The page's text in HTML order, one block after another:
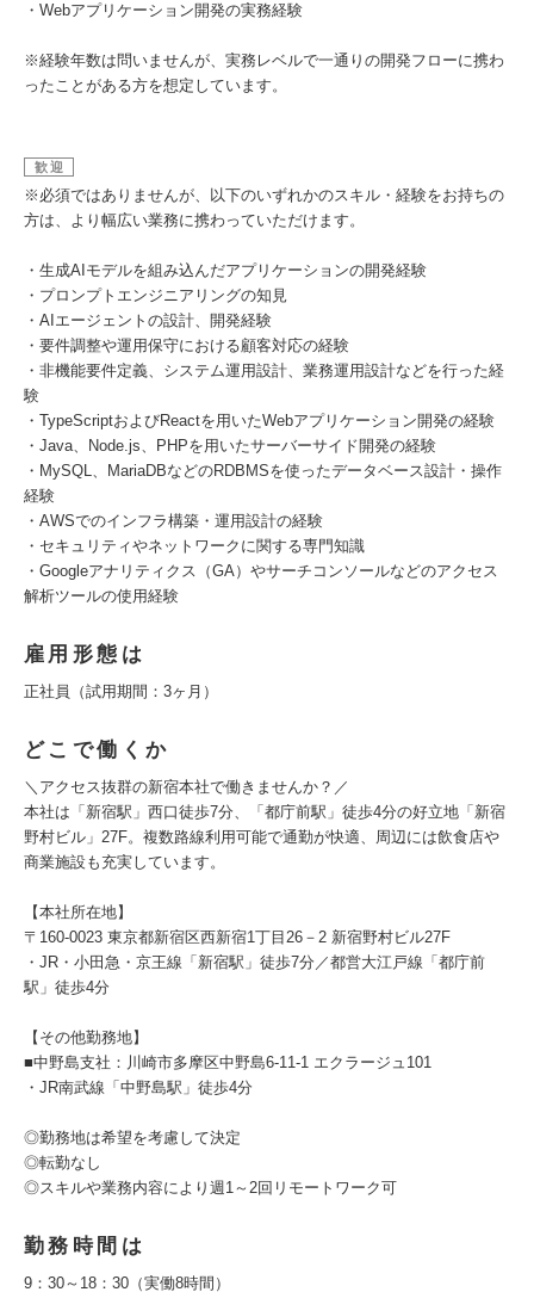
・Webアプリケーション開発の実務経験
※経験年数は問いませんが、実務レベルで一通りの開発フローに携わ
ったことがある方を想定しています。
歓迎
※必須ではありませんが、以下のいずれかのスキル・経験をお持ちの
方は、より幅広い業務に携わっていただけます。
・生成AIモデルを組み込んだアプリケーションの開発経験
・プロンプトエンジニアリングの知見
・AIエージェントの設計、開発経験
・要件調整や運用保守における顧客対応の経験
・非機能要件定義、システム運用設計、業務運用設計などを行った経
験
・TypeScriptおよびReactを用いたWebアプリケーション開発の経験
・Java、Node.js、PHPを用いたサーバーサイド開発の経験
・MySQL、MariaDBなどのRDBMSを使ったデータベース設計・操作
経験
・AWSでのインフラ構築・運用設計の経験
・セキュリティやネットワークに関する専門知識
・Googleアナリティクス（GA）やサーチコンソールなどのアクセス
解析ツールの使用経験
雇用形態は
正社員（試用期間：3ヶ月）
どこで働くか
＼アクセス抜群の新宿本社で働きませんか？／
本社は「新宿駅」西口徒歩7分、「都庁前駅」徒歩4分の好立地「新宿
野村ビル」27F。複数路線利用可能で通勤が快適、周辺には飲食店や
商業施設も充実しています。
【本社所在地】
〒160-0023 東京都新宿区西新宿1丁目26－2 新宿野村ビル27F
・JR・小田急・京王線「新宿駅」徒歩7分／都営大江戸線「都庁前
駅」徒歩4分
【その他勤務地】
■中野島支社：川崎市多摩区中野島6-11-1 エクラージュ101
・JR南武線「中野島駅」徒歩4分
◎勤務地は希望を考慮して決定
◎転勤なし
◎スキルや業務内容により週1～2回リモートワーク可
勤務時間は
9：30～18：30（実働8時間）